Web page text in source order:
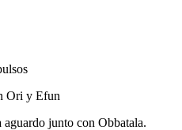
Ori y Efun
junto con Obbatala.